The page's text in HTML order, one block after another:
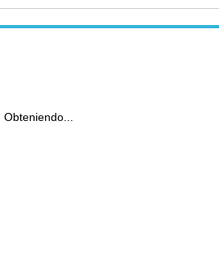
Obteniendo...